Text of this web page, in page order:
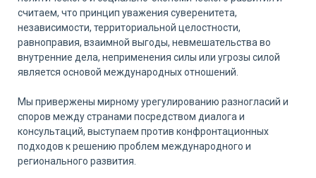
считаем, что принцип уважения суверенитета,
независимости, территориальной целостности,
равноправия, взаимной выгоды, невмешательства во
внутренние дела, неприменения силы или угрозы силой
является основой международных отношений.
Мы привержены мирному урегулированию разногласий и
споров между странами посредством диалога и
консультаций, выступаем против конфронтационных
подходов к решению проблем международного и
регионального развития.